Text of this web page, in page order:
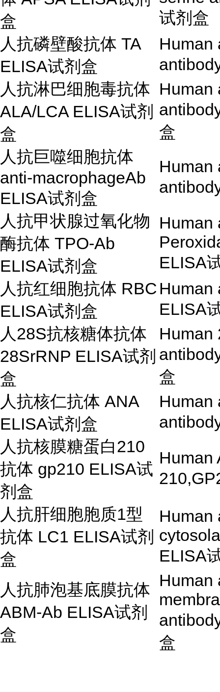
盒
试剂盒
人抗磷壁酸抗体 TA
ELISA试剂盒
Human
人抗淋巴细胞毒抗体
ALA/LCA ELISA试剂
盒
Human
盒
人抗巨噬细胞抗体
anti-macrophageAb
ELISA试剂盒
Human
人抗甲状腺过氧化物
酶抗体 TPO-Ab
ELISA试剂盒
Human
ELISA
人抗红细胞抗体 RBC
ELISA试剂盒
Human
ELISA
人28S抗核糖体抗体
28SrRNP ELISA试剂
盒
Human
盒
人抗核仁抗体 ANA
ELISA试剂盒
Human
人抗核膜糖蛋白210
抗体 gp210 ELISA试
剂盒
Human
人抗肝细胞胞质1型
抗体 LC1 ELISA试剂
盒
Human
ELISA
人抗肺泡基底膜抗体
ABM-Ab ELISA试剂
盒
Human
盒